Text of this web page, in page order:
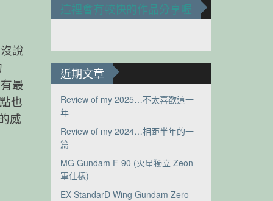
說
最
也
威
這裡會有較快的作品分享喔
近期文章
Review of my 2025…不太喜歡這一
年
Review of my 2024…相距半年的一
篇
MG Gundam F-90 (火星獨立 Zeon
軍仕樣)
EX-StandarD Wing Gundam Zero